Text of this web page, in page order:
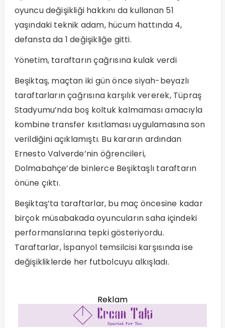
oyuncu değişikliği hakkını da kullanan 51
yaşındaki teknik adam, hücum hattında 4,
defansta da 1 değişikliğe gitti.
Yönetim, taraftarın çağrısına kulak verdi
Beşiktaş, maçtan iki gün önce siyah-beyazlı
taraftarların çağrısına karşılık vererek, Tüpraş
Stadyumu’nda boş koltuk kalmaması amacıyla
kombine transfer kısıtlaması uygulamasına son
verildiğini açıklamıştı. Bu kararın ardından
Ernesto Valverde’nin öğrencileri,
Dolmabahçe’de binlerce Beşiktaşlı taraftarın
önüne çıktı.
Beşiktaş’ta taraftarlar, bu maç öncesine kadar
birçok müsabakada oyuncuların saha içindeki
performanslarına tepki gösteriyordu.
Taraftarlar, İspanyol temsilcisi karşısında ise
değişikliklerde her futbolcuyu alkışladı.
Reklam